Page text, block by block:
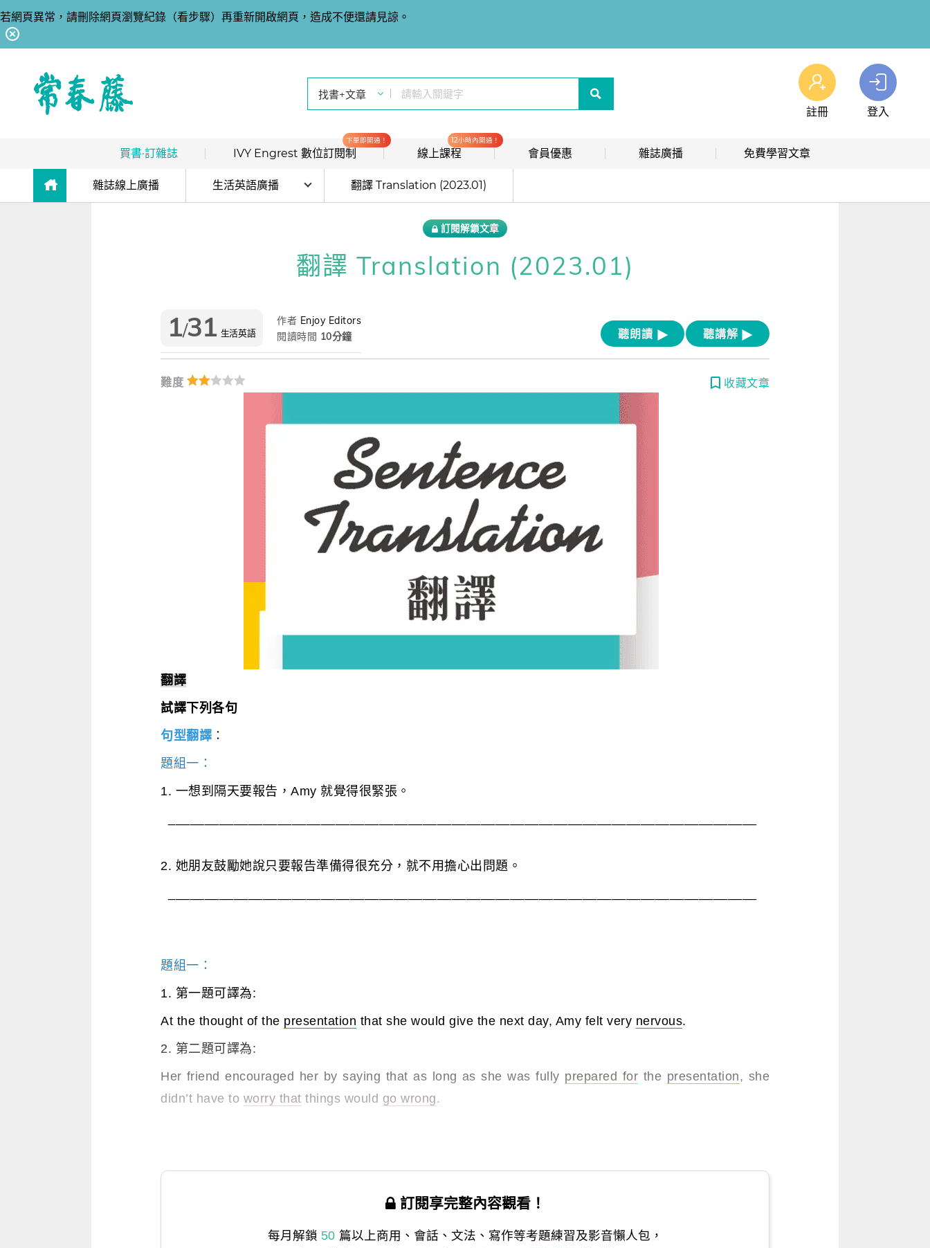
若網頁異常，請刪除網頁瀏覽紀錄（看步驟）再重新開啟網頁，造成不便還請見諒。
註冊 登入
買書·訂雜誌
熱銷排行｜最多人買
IVY Engrest 數位訂閱制
下單即開通！
數位訂閱制介紹
我的收藏文章
更多 Premium 解鎖文章
我的學習設定 / 記錄
每日 Quiz 複習區
單字收藏 / 小考複習區
我的訂閱·推播設定
訂閱制更新月誌
訂閱讀者回饋宣言
線上課程
12小時內開通！
線上影音課程
會員優惠
會員限定活動
雜誌廣播
生活英語廣播
免費學習文章
[閱讀] 入門·生活會話
TOEIC 多益 750 輕鬆過
雜誌線上廣播 生活英語廣播 目前位於:
翻譯 Translation (2023.01)
訂閱解鎖文章
翻譯 Translation (2023.01)
1/31 生活英語
作者 Enjoy Editors
閱讀時間 10分鐘 聽講解
聽朗讀
難度 收藏文章
翻譯
試譯下列各句
句型翻譯 ：
題組一：
1. 一想到隔天要報告，Amy 就覺得很緊張。
2. 她朋友鼓勵她說只要報告準備得很充分，就不用擔心出問題。
題組一：
1. 第一題可譯為:
At the thought of the presentation that she would give the next day, Amy felt very nervous.
2. 第二題可譯為:
Her friend encouraged her by saying that as long as she was fully prepared for the presentation, she
didn’t have to worry that things would go wrong.
訂閱享完整內容觀看！
每月解鎖 50 篇以上商用、會話、文法、寫作等考題練習及影音懶人包，